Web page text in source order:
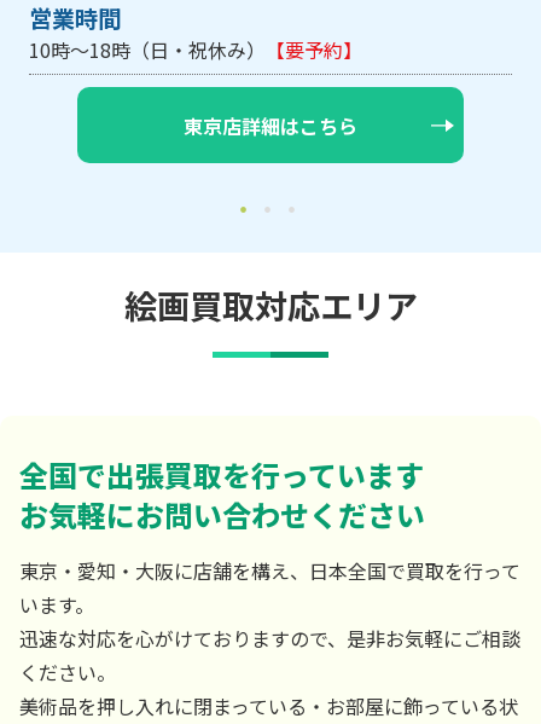
営業時間
10時～18時（日・祝休み/土曜は不定休）
大阪店詳細はこちら
絵画買取対応エリア
全国で出張買取を行っています
お気軽にお問い合わせください
東京・愛知・大阪に店舗を構え、日本全国で買取を行って
います。
迅速な対応を心がけておりますので、是非お気軽にご相談
ください。
美術品を押し入れに閉まっている・お部屋に飾っている状